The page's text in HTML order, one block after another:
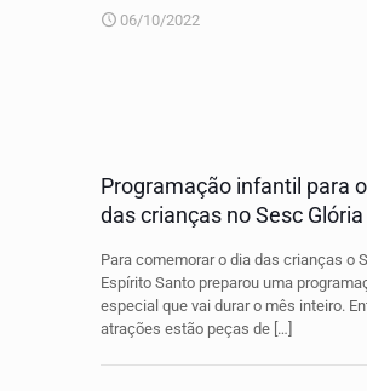
06/10/2022
Programação infantil para
das crianças no Sesc Glória
Para comemorar o dia das crianças o
Espírito Santo preparou uma
especial que vai durar o mês inteiro.
atrações estão peças de […]